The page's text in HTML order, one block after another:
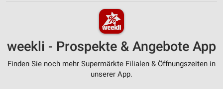
weekli - Prospekte & Angebote App
Finden Sie noch mehr Supermärkte Filialen & Öffnungszeiten in
unserer App.